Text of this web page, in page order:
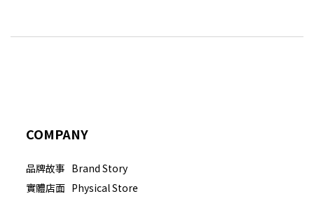
COMPANY
品牌故事 Brand Story
實體店面 Physical Store